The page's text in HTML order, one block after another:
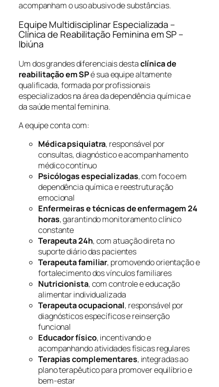
acompanham o uso abusivo de substâncias.
Equipe Multidisciplinar Especializada –
Clínica de Reabilitação Feminina em SP –
Ibiúna
Um dos grandes diferenciais destaclínica de
reabilitação em SPé sua equipe altamente
qualificada, formada por profissionais
especializados na área da dependência química e
da saúde mental feminina.
A equipe conta com:
Médica psiquiatra, responsável por
consultas, diagnóstico e acompanhamento
médico contínuo
Psicólogas especializadas, com foco em
dependência química e reestruturação
emocional
Enfermeiras e técnicas de enfermagem 24
horas, garantindo monitoramento clínico
constante
Terapeuta 24h, com atuação direta no
suporte diário das pacientes
Terapeuta familiar, promovendo orientação e
fortalecimento dos vínculos familiares
Nutricionista, com controle e educação
alimentar individualizada
Terapeuta ocupacional, responsável por
diagnósticos específicos e reinserção
funcional
Educador físico, incentivando e
acompanhando atividades físicas regulares
Terapias complementares, integradas ao
plano terapêutico para promover equilíbrio e
bem-estar